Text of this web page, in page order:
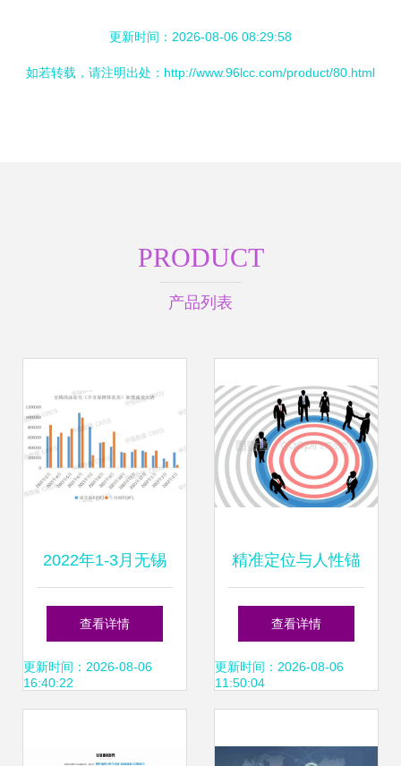
更新时间：2026-08-06 08:29:58
如若转载，请注明出处：http://www.96lcc.com/product/80.html
PRODUCT
产品列表
2022年1-3月无锡
房地产企业销售业
绩TOP10分析
查看详情
更新时间：2026-08-06
16:40:22
精准定位与人性锚
点 商界赢家的风险
博弈法则
查看详情
更新时间：2026-08-06
11:50:04